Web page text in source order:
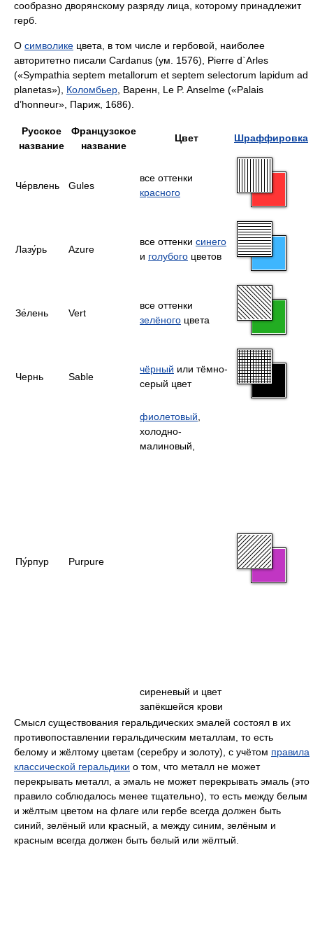
сообразно дворянскому разряду лица, которому принадлежит
герб.
О символике цвета, в том числе и гербовой, наиболее
авторитетно писали Cardanus (ум. 1576), Pierre d`Arles
(«Sympathia septem metallorum et septem selectorum lapidum ad
planetas»), Коломбьер , Варенн, Le P. Anselme («Palais
d’honneur», Париж, 1686).
Русское
название
Французское
название
Цвет Шраффировка
Че́рвлень Gules
все оттенки
красного
Лазу́рь Azure
все оттенки синего
и голубого цветов
Зе́лень Vert
все оттенки
зелёного цвета
Чернь Sable
чёрный или тёмно-
серый цвет
Пу́рпур Purpure
фиолетовый
холодно-
малиновый,
сиреневый и цвет
запёкшейся крови
Смысл существования геральдических эмалей состоял в их
противопоставлении геральдическим металлам, то есть
белому и жёлтому цветам (серебру и золоту), с учётом правила
классической геральдики о том, что металл не может
перекрывать металл, а эмаль не может перекрывать эмаль (это
правило соблюдалось менее тщательно), то есть между белым
и жёлтым цветом на флаге или гербе всегда должен быть
синий, зелёный или красный, а между синим, зелёным и
красным всегда должен быть белый или жёлтый.